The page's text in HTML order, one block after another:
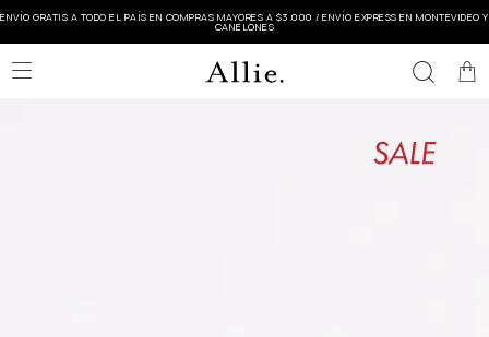
ENVÍO GRATIS A TODO EL PAÍS EN COMPRAS MAYORES A $3.000 / ENVÍO EXPRESS EN MONTEVIDEO Y
CANELONES
